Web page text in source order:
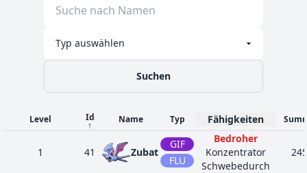
Suchen
Level Id
↑
Name Typ Fähigkeiten
1 41 Zubat
GIF
FLU
Bedroher
Konzentrator
Schwebedurch
245